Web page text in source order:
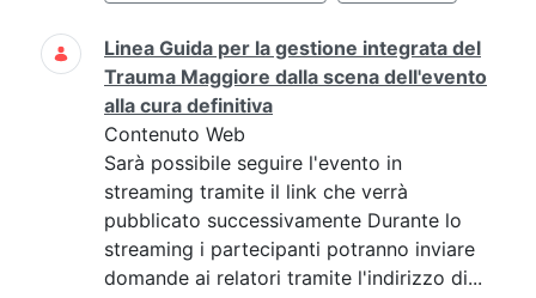
Linea Guida per la gestione integrata del
Trauma Maggiore dalla scena dell'evento
alla cura definitiva
Contenuto Web
Sarà possibile seguire l'evento in
streaming tramite il link che verrà
pubblicato successivamente Durante lo
streaming i partecipanti potranno inviare
domande ai relatori tramite l'indirizzo di...